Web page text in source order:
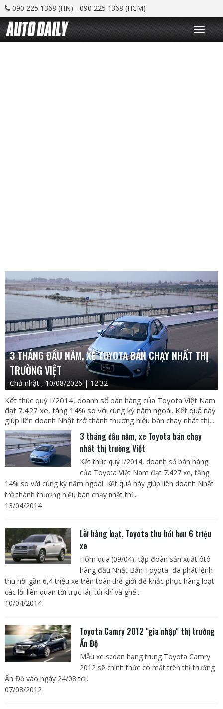
090 225 1368 (HN) - 090 225 1368 (HCM)
T
o
g
3 THÁNG ĐẦU NĂM, XE TOYOTA BÁN CHẠY NHẤT THỊ
TRƯỜNG VIỆT
Chủ nhật , 10/08/2026 | 12:32
Kết thúc quý I/2014, doanh số bán hàng của Toyota Việt Nam
đạt 7.427 xe, tăng 14% so với cùng kỳ năm ngoái. Kết quả này
giúp liên doanh Nhật trở thành thương hiệu bán chạy nhất thị...
3 tháng đầu năm, xe Toyota bán chạy
nhất thị trường Việt
Kết thúc quý I/2014, doanh số bán hàng
của Toyota Việt Nam đạt 7.427 xe, tăng
14% so với cùng kỳ năm ngoái. Kết quả này giúp liên doanh Nhật
trở thành thương hiệu bán chạy nhất thị...
13/04/2014
Lỗi hàng loạt, Toyota thu hồi hơn 6 triệu
xe
Hôm qua (09/04), tập đoàn sản xuất ôtô
hàng đầu Nhật Bản Toyota đã phát lệnh
thu hồi gần 6,4 triệu xe trên toàn thế giới để khắc phục hàng loạt
các lỗi liên quan tới trục lái, túi khí và ghế...
10/04/2014
Toyota Camry 2012 "gia nhập" thị trường
Ấn Độ
Mẫu xe sedan hạng trung Toyota Camry
2012 sẽ chính thức có mặt trên thị trường
Ấn Độ vào ngày 24/08 tới.
07/08/2012